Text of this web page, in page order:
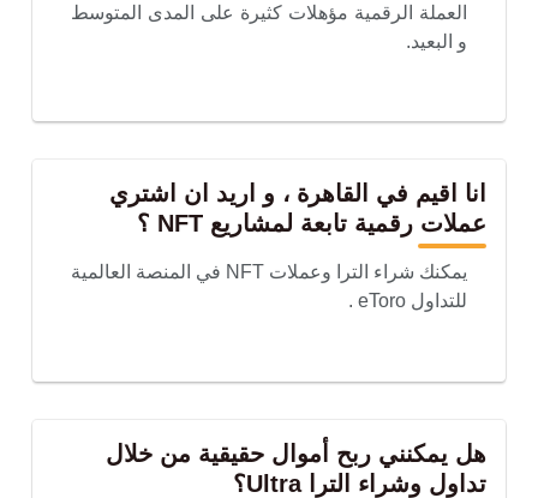
العملة الرقمية مؤهلات كثيرة على المدى المتوسط
و البعيد.
انا اقيم في القاهرة ، و اريد ان اشتري
عملات رقمية تابعة لمشاريع NFT ؟
يمكنك شراء الترا وعملات NFT في المنصة العالمية
للتداول eToro .
هل يمكنني ربح أموال حقيقية من خلال
تداول وشراء الترا Ultra؟